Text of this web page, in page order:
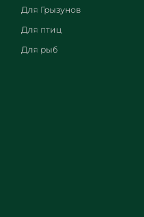
Для Грызунов
Для птиц
Для рыб